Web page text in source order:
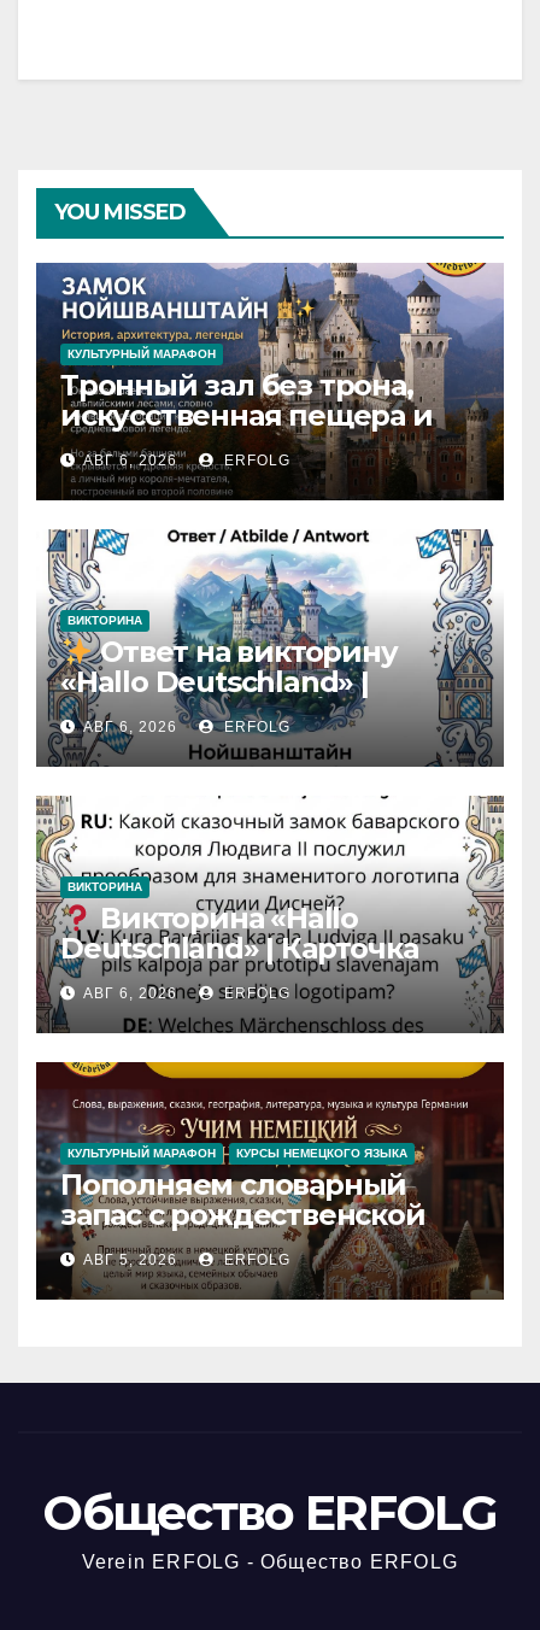
YOU MISSED
КУЛЬТУРНЫЙ МАРАФОН
Тронный зал без трона,
искусственная пещера и
только 14 завершённых
комнат: какие тайны
скрывает Нойшванштайн?
АВГ 6, 2026 ERFOLG
ВИКТОРИНА
Ответ на викторину
«Hallo Deutschland» |
Карточка №46
АВГ 6, 2026 ERFOLG
ВИКТОРИНА
Викторина «Hallo
Deutschland» | Карточка
№46
Замок вдохновения
Iedvesmas pils / Schloss der
Inspiration
АВГ 6, 2026 ERFOLG
КУЛЬТУРНЫЙ МАРАФОН КУРСЫ НЕМЕЦКОГО ЯЗЫКА
Пополняем словарный
запас с рождественской
сказкой! Учим немецкий
вместе с Lebkuchenhaus
АВГ 5, 2026 ERFOLG
Общество ERFOLG
Verein ERFOLG - Общество ERFOLG